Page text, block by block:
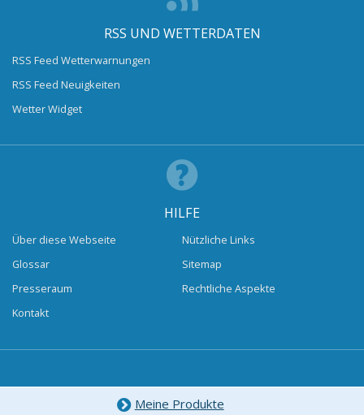
RSS UND WETTERDATEN
RSS Feed Wetterwarnungen
RSS Feed Neuigkeiten
Wetter Widget
HILFE
Über diese Webseite
Glossar
Presseraum
Kontakt
Nützliche Links
Sitemap
Rechtliche Aspekte
Meine Produkte